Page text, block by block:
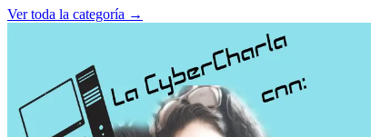
Ver toda la categoría →